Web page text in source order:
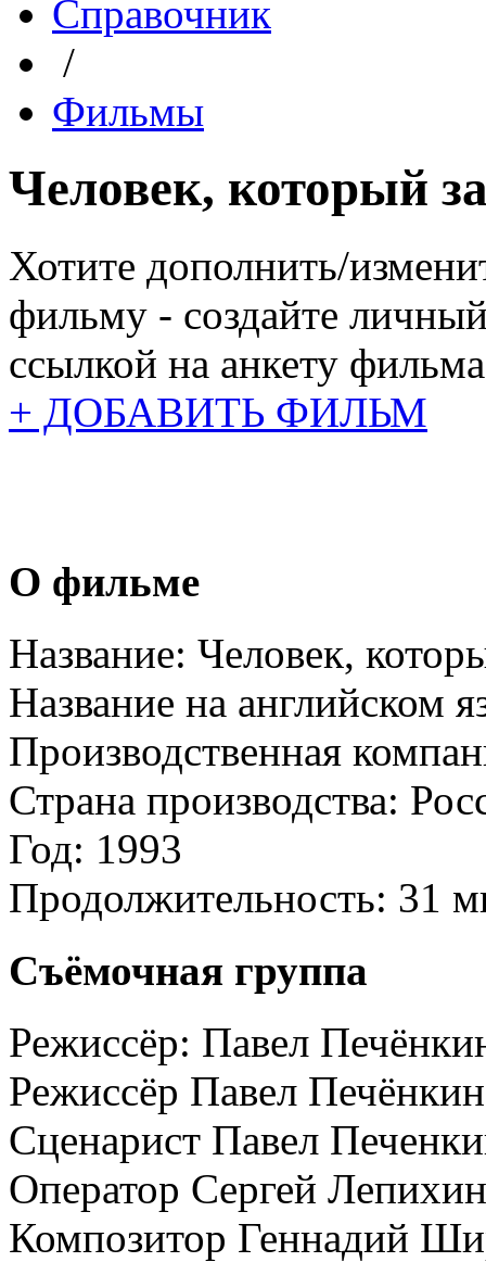
Справочник
/
Фильмы
Человек, который
Хотите дополнить/
фильму - создайте
ссылкой на анкету
+ ДОБАВИТЬ ФИЛЬМ
О фильме
Название: Человек,
Название на английском
Производственная
Страна производства:
Год: 1993
Продолжительность: 31
Съёмочная группа
Режиссёр: Павел
Режиссёр Павел Печёнкин
Сценарист Павел
Оператор Сергей
Композитор Геннадий